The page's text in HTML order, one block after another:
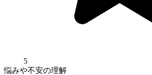
5
悩みや不安の理解